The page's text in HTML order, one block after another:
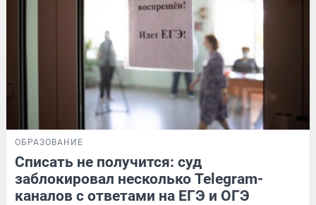
ОБРАЗОВАНИЕ
Списать не получится: суд
заблокировал несколько Telegram-
каналов с ответами на ЕГЭ и ОГЭ